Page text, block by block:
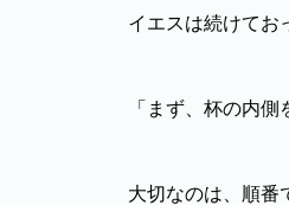
イエスは続けてお
「まず、杯の内側
大切なのは、順番